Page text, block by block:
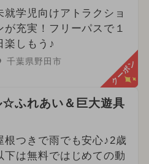
就学児向けアトラクショ
が充実！フリーパスで１
楽しもう♪
千葉県野田市 クーポン
☆ふれあい＆巨大遊具
根つきで雨でも安心♪2歳
下は無料ではじめての動